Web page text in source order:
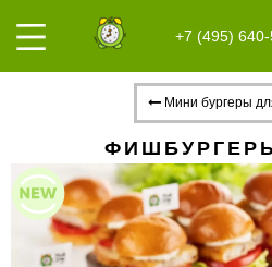
+7 (495)
Мини бургеры